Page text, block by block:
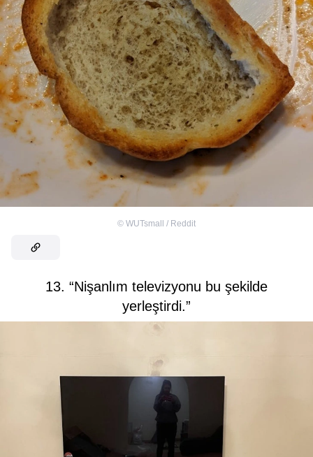
© WUTsmall / Reddit
13. “Nişanlım televizyonu bu şekilde
yerleştirdi.”